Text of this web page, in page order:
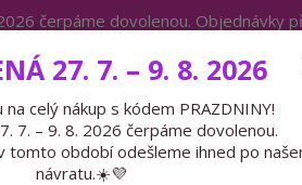
čerpáme dovolenou.
Hledat
Expedice 775 866 913 Po-Čt
27. 7. – 9. 8. 2026
na celý nákup s kódem PRAZDNINY!
7. – 9. 8. 2026 čerpáme dovolenou.
tomto období odešleme ihned po
návratu.☀️💜